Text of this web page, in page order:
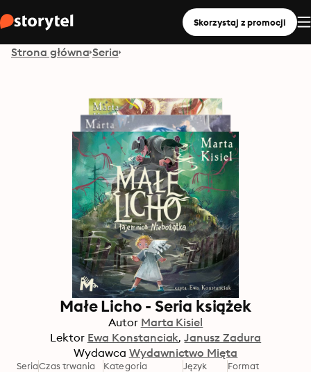
Skorzystaj z promocji
Strona główna Seria
Małe Licho - Seria książek
Autor Marta Kisiel
Lektor Ewa Konstanciak Janusz Zadura
Wydawca Wydawnictwo Mięta
SeriaCzas trwania Kategoria Język Format